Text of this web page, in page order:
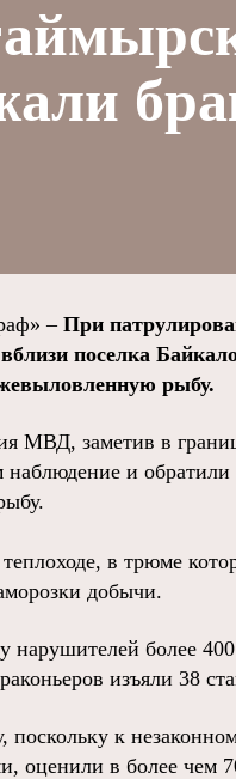
– При
поселка
рыбу.
МВД, заметив в
наблюдение и
в трюме
добычи.
нарушителей более
изъяли 38
поскольку к
оценили в более чем